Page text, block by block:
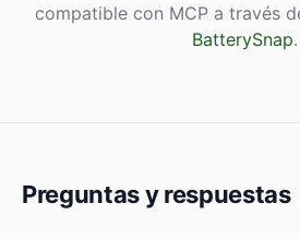
compatible con MCP a través
BatterySnap.
Preguntas y respuestas